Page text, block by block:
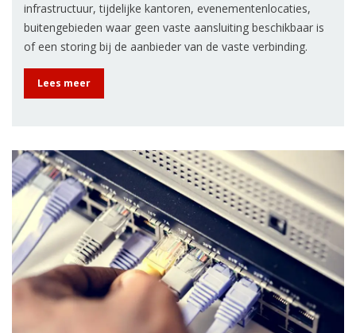
infrastructuur, tijdelijke kantoren, evenementenlocaties,
buitengebieden waar geen vaste aansluiting beschikbaar is
of een storing bij de aanbieder van de vaste verbinding.
Lees meer